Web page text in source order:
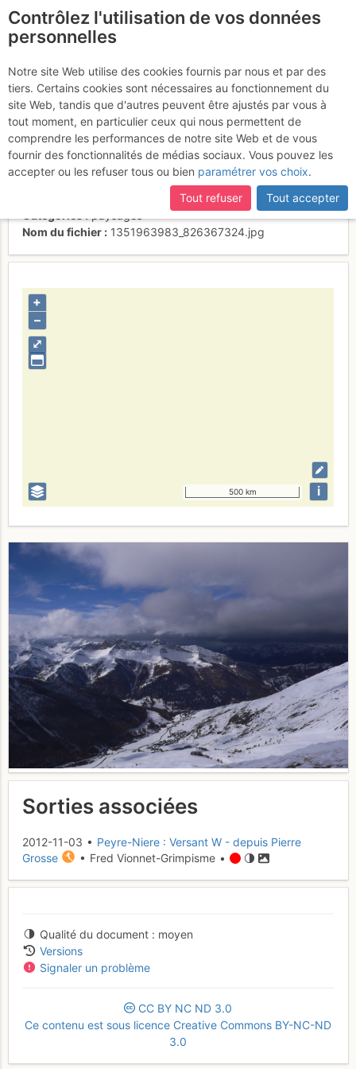
Le mauvais temps
arrive, et le redoux...
Activités
Contributeur
Fred Vionnet-Grimpisme
individuel (CC by-nc-nd)
Nom du fichier
1351963983_826367324.jpg
⤢
+
–
500 km i
Sorties associées
2012-11-03 • Peyre-Niere : Versant W - depuis Pierre
Grosse
• Fred Vionnet-Grimpisme •
Qualité du document
moyen
Versions
Signaler un problème
CC BY NC ND 3.0
Ce contenu est sous licence Creative Commons BY-NC-ND
3.0
Contrôlez l'utilisation de vos données
personnelles
Notre site Web utilise des cookies fournis par nous et par des
tiers. Certains cookies sont nécessaires au fonctionnement du
site Web, tandis que d'autres peuvent être ajustés par vous à
tout moment, en particulier ceux qui nous permettent de
comprendre les performances de notre site Web et de vous
fournir des fonctionnalités de médias sociaux. Vous pouvez les
accepter ou les refuser tous ou bien paramétrer vos choix.
Tout refuser
Tout accepter